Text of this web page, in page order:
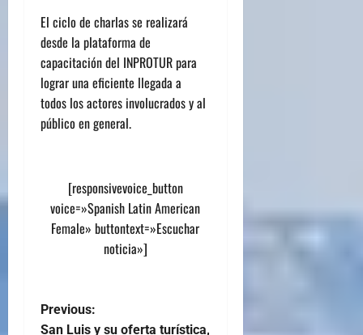
El ciclo de charlas se realizará
desde la plataforma de
capacitación del INPROTUR para
lograr una eficiente llegada a
todos los actores involucrados y al
público en general.
[responsivevoice_button
voice=»Spanish Latin American
Female» buttontext=»Escuchar
noticia»]
Previous:
San Luis y su oferta turística,